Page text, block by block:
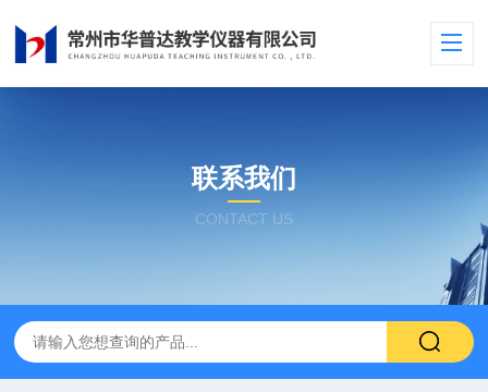
联系我们
CONTACT US